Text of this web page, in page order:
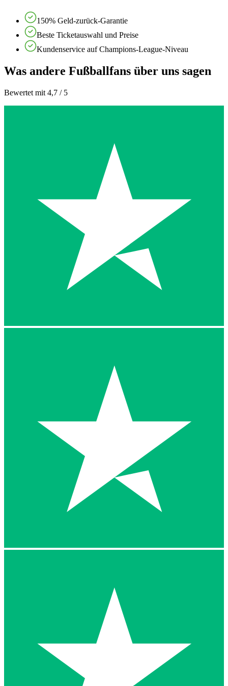
150% Geld-zurück-Garantie
Beste Ticketauswahl und Preise
Kundenservice auf Champions-League-Niveau
Was andere Fußballfans über uns sagen
Bewertet mit 4,7 / 5